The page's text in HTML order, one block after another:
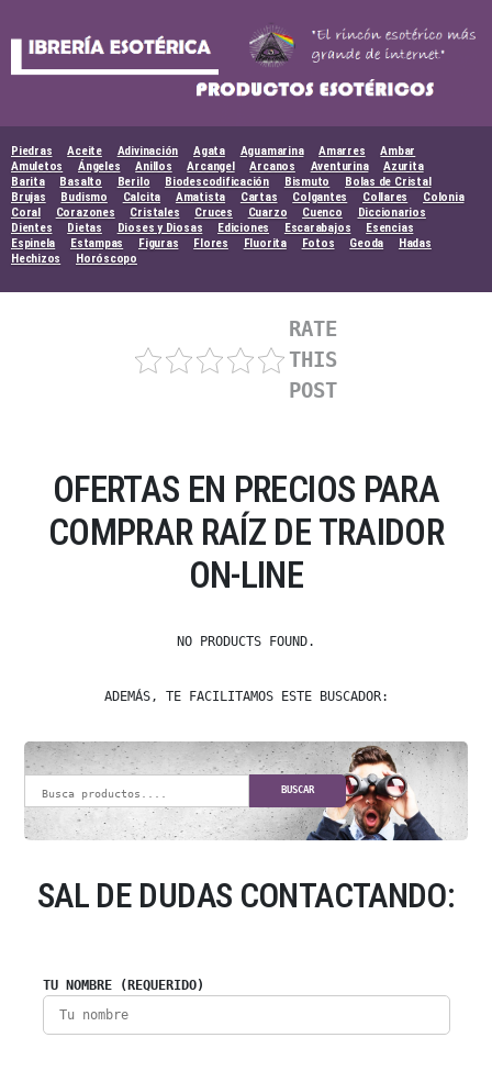
Piedras Aceite Adivinación Agata Aguamarina Amarres
Ambar
Amuletos
Ángeles Anillos Arcangel Arcanos Aventurina
Azurita
Barita
Basalto Berilo Biodescodificación Bismuto
Bolas de Cristal
Brujas
Budismo Calcita Amatista Cartas Colgantes Collares
Colonia
Coral
Corazones Cristales Cruces Cuarzo Cuenco
Diccionarios
Dientes
Dietas Dioses y Diosas Ediciones Escarabajos
Esencias
Espinela
Estampas Figuras Flores Fluorita Fotos Geoda
Hadas
Hechizos
Horóscopo
RATE
THIS
POST
OFERTAS EN PRECIOS PARA
COMPRAR RAÍZ DE TRAIDOR
ON-LINE
NO PRODUCTS FOUND.
ADEMÁS, TE FACILITAMOS ESTE BUSCADOR:
BUSCAR
SAL DE DUDAS CONTACTANDO:
TU NOMBRE (REQUERIDO)